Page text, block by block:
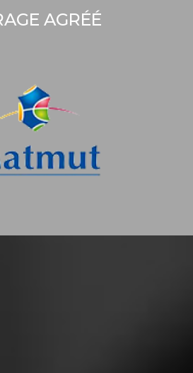
AGRÉÉ